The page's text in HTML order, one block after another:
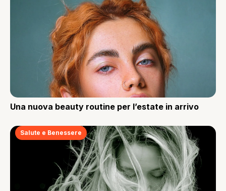
Una nuova beauty routine per l’estate in arrivo
Salute e Benessere